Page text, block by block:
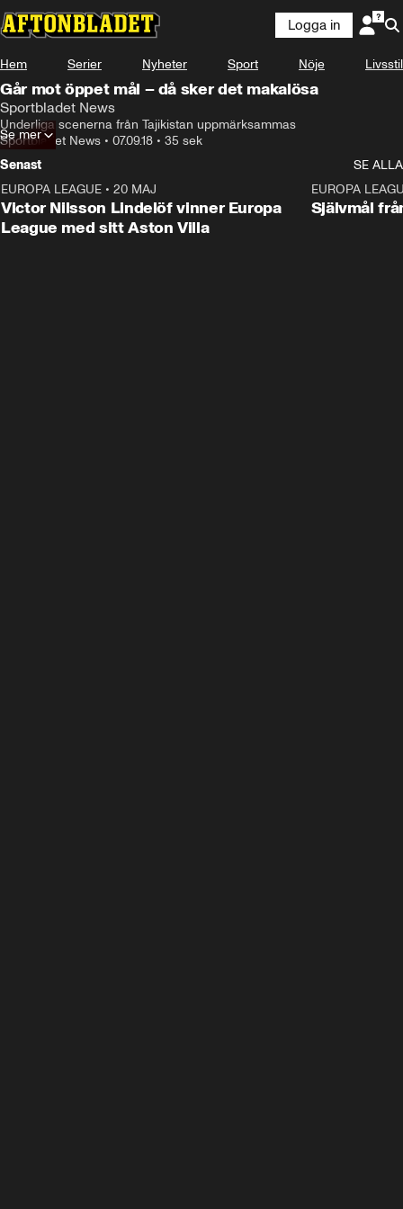
Logga in
Hem Serier Nyheter Sport Nöje Livsstil
Går mot öppet mål – då sker det makalösa
Sportbladet News
Underliga scenerna från Tajikistan uppmärksammas
Sportbladet News • 07.09.18 • 35 sek
Se mer
Senast
SE ALLA
EUROPA LEAGUE • 20 MAJ
Victor Nilsson Lindelöf vinner Europa
League med sitt Aston Villa
EUROPA
Självmål